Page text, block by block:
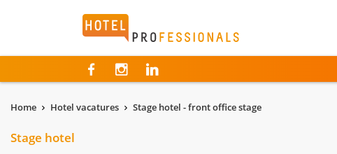
Hotelprofessionals
Home Hotel vacatures Stage hotel - front office stage
Stage hotel